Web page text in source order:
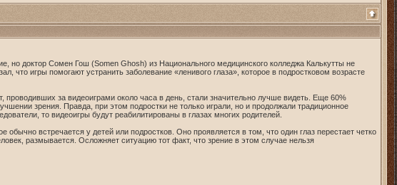
но доктор Сомен Гош (Somen Ghosh) из Национального медицинского колледжа Калькутты не
что игры помогают устранить заболевание «ленивого глаза», которое в подростковом возрасте
проводивших за видеоиграми около часа в день, стали значительно лучше видеть. Еще 60%
зрения. Правда, при этом подростки не только играли, но и продолжали традиционное
то видеоигры будут реабилитированы в глазах многих родителей.
обычно встречается у детей или подростков. Оно проявляется в том, что один глаз перестает четко
размывается. Осложняет ситуацию тот факт, что зрение в этом случае нельзя